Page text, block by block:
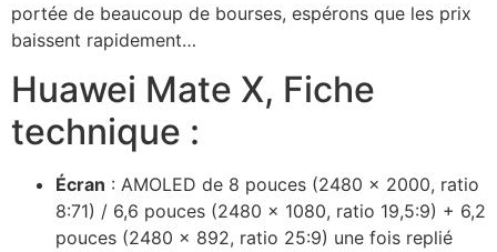
portée de beaucoup de bourses, espérons que les prix
baissent rapidement…
Huawei Mate X, Fiche
technique :
Écran : AMOLED de 8 pouces (2480 x 2000, ratio
8:71) / 6,6 pouces (2480 x 1080, ratio 19,5:9) + 6,2
pouces (2480 x 892, ratio 25:9) une fois replié